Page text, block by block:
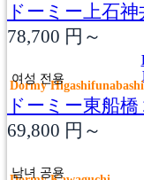
ドーミー上石
78,700 円～
여성 전용
Dormy
ドーミー東船橋
69,800 円～
남녀 공용